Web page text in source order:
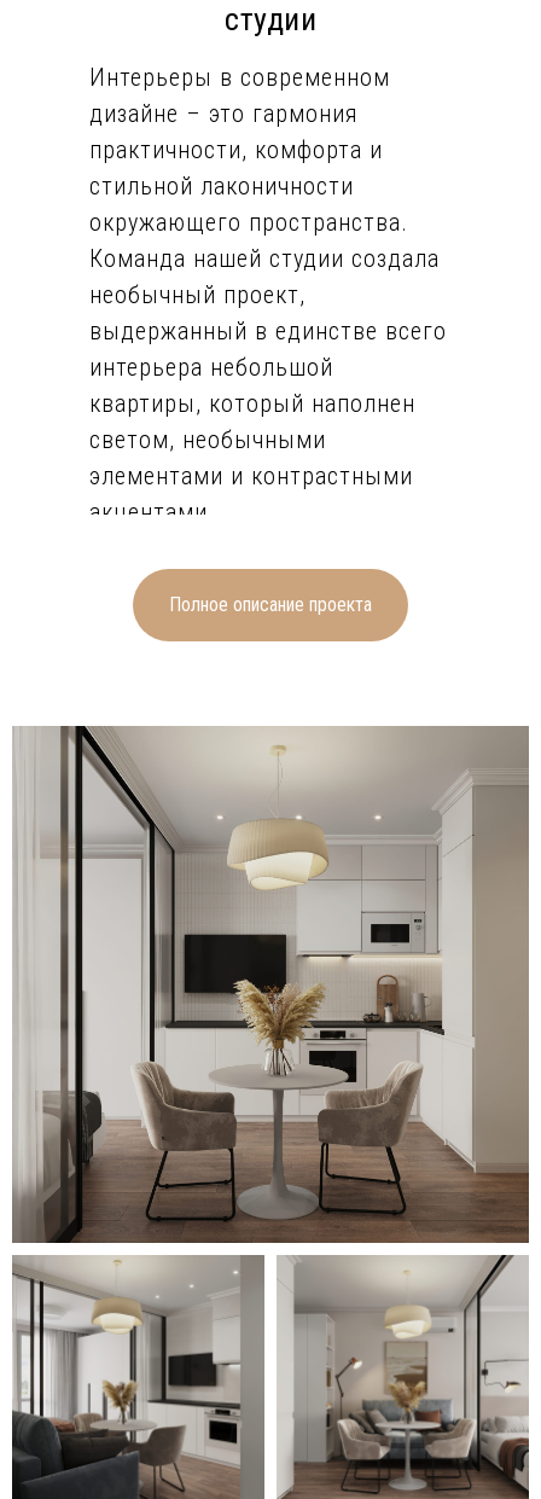
студии
Интерьеры в современном
дизайне – это гармония
практичности, комфорта и
стильной лаконичности
окружающего пространства.
Команда нашей студии создала
необычный проект,
выдержанный в единстве всего
интерьера небольшой
квартиры, который наполнен
светом, необычными
элементами и контрастными
акцентами.
серый цвет стен прекрасно
сочетается с напольным
покрытием из деревянного
выложен светлой плиткой.
Также светло-серый цвет
плитки (крупной и мелкой)
выбран для стен ванной
комнаты, где он сочетается с
напольным плиточным белым
покрытием с эстетичным
мраморным узором.
Белая корпусная мебель
(вместительные шкафы в
прихожей и спальной зоне,
кухонный гарнитур)
поддерживают общую светлую
атмосферу. Спальня отделена
от остального пространства
прозрачной декоративной
перегородкой с раздвижными
дверями. Стильные чёрные
элементы (фурнитура, ручки,
столешница кухонного
Полное описание проекта